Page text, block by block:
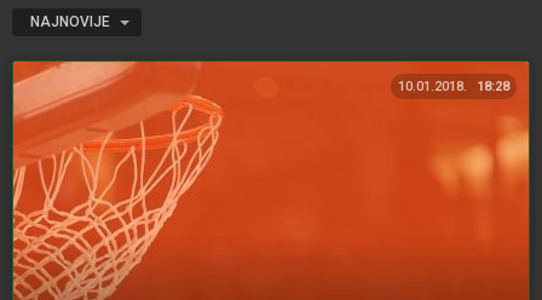
NAJNOVIJE
10.01.2018. 18:28